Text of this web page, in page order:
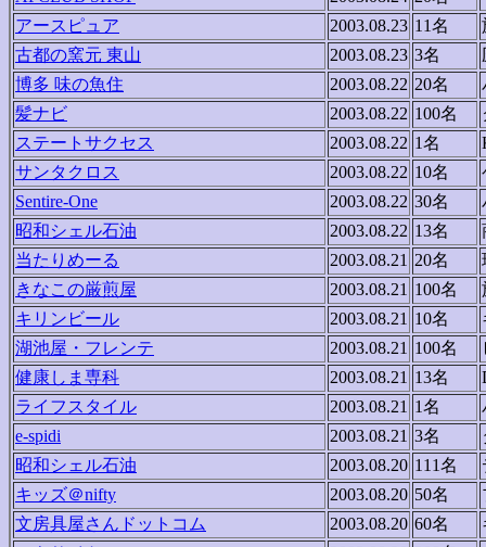
アースピュア
2003.08.23 11名
古都の窯元 東山
2003.08.23 3名
博多 味の魚住
2003.08.22 20名
髪ナビ
2003.08.22 100名
ステートサクセス
2003.08.22 1名
サンタクロス
2003.08.22 10名
Sentire-One
2003.08.22 30名
昭和シェル石油
2003.08.22 13名
当たりめーる
2003.08.21 20名
きなこの厳煎屋
2003.08.21 100名
キリンビール
2003.08.21 10名
湖池屋・フレンテ
2003.08.21 100名
健康しま専科
2003.08.21 13名
ライフスタイル
2003.08.21 1名
e-spidi
2003.08.21 3名
昭和シェル石油
2003.08.20 111名
キッズ＠nifty
2003.08.20 50名
文房具屋さんドットコム
2003.08.20 60名